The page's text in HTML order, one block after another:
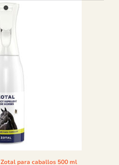
para caballos 500 ml